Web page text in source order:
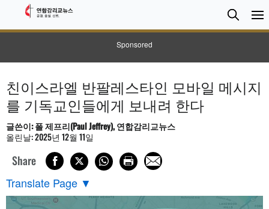
Sponsored
검
색
Search
친이스라엘 반팔레스타인 모바일 메시지
를 기독교인들에게 보내려 한다
글쓴이: 폴 제프리(Paul Jeffrey), 연합감리교뉴스
올린날: 2025년 12월 11일
Share
Translate Page ▼